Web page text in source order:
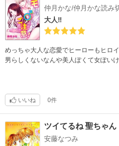
仲月かな/仲月かな読み
大人‼︎
めっちゃ大人な恋愛でヒーローもヒロ
男らしくないなんや美人ぽくて女ぽい
いいね 0件
ツイてるね 聖ちゃん
安藤なつみ